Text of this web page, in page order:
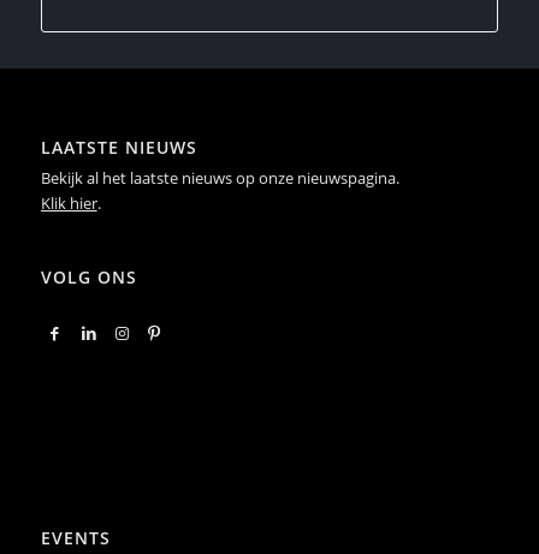
LAATSTE NIEUWS
Bekijk al het laatste nieuws op onze nieuwspagina.
Klik hier.
VOLG ONS
EVENTS